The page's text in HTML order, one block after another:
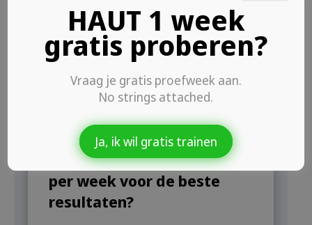
Hoe vaak krachttraining
per week voor de beste
resultaten?
HAUT 1 week
gratis proberen?
Vraag je gratis proefweek aan.
No strings attached.
Ja, ik wil gratis trainen